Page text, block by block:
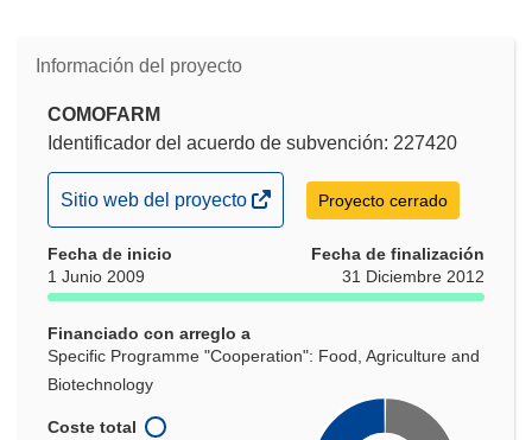
Información del proyecto
COMOFARM
Identificador del acuerdo de subvención: 227420
(se
abrirá
en
una
ventana)
Sitio web del proyecto Proyecto cerrado
Fecha de inicio
1 Junio 2009
Fecha de finalización
31 Diciembre 2012
Financiado con arreglo a
Specific Programme "Cooperation": Food, Agriculture and
Biotechnology
Coste total